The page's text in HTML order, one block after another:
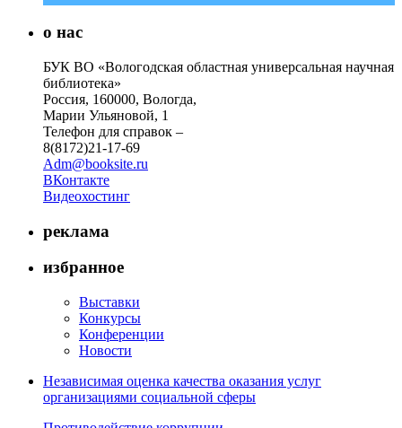
о нас
БУК ВО «Вологодская областная универсальная научная
библиотека»
Россия, 160000, Вологда,
Марии Ульяновой, 1
Телефон для справок –
8(8172)21-17-69
Adm@booksite.ru
ВКонтакте
Видеохостинг
реклама
избранное
Выставки
Конкурсы
Конференции
Новости
Независимая оценка качества оказания услуг
организациями социальной сферы